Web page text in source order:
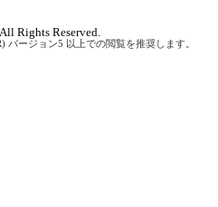
Rights Reserved.
バージョン5 以上での閲覧を推奨します。